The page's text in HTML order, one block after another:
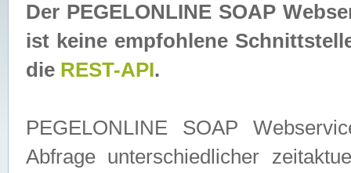
Der PEGELONLINE SOAP
ist keine empfohlene
die REST-API.
PEGELONLINE SOAP
Abfrage unterschiedlicher